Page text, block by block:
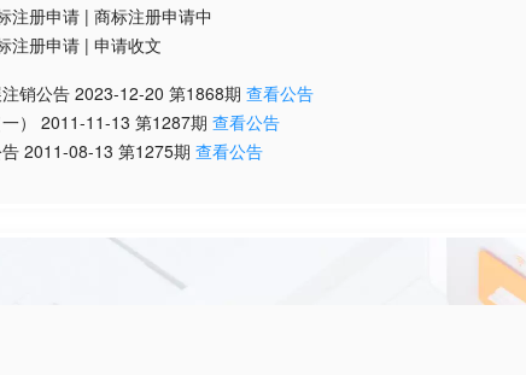
注册申请 | 商标注册申请中
注册申请 | 申请收文
销公告 2023-12-20 第1868期 查看公告
）
2011-11-13 第1287期 查看公告
2011-08-13 第1275期 查看公告